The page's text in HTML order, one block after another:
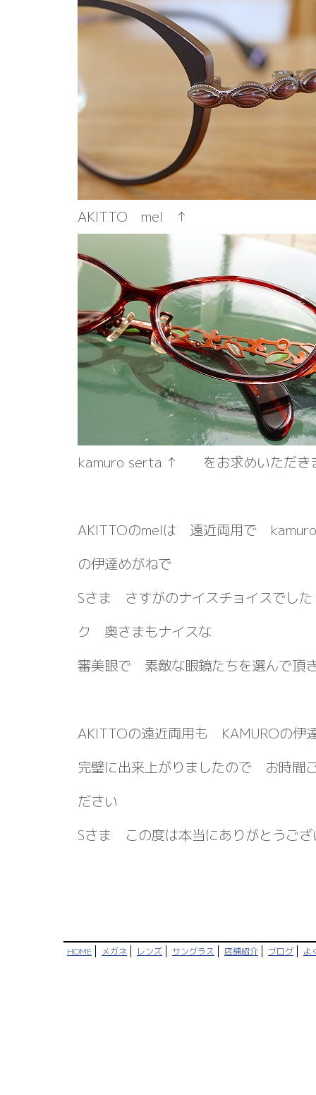
AKITTO mel ↑
kamuro serta ↑ をお求めいただき
AKITTOのmelは 遠近両用で
の伊達めがねで
Sさま さすがのナイスチョイスでし
ク 奥さまもナイスな
審美眼で 素敵な眼鏡たちを選んで頂
AKITTOの遠近両用も KAMUROの伊
完璧に出来上がりましたので お時間
ださい
Sさま この度は本当にありがとうござ
HOME メガネ レンズ サングラス 店舗紹介 ブログ よ